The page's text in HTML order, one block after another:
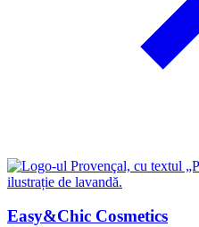
Easy&Chic Cosmetics